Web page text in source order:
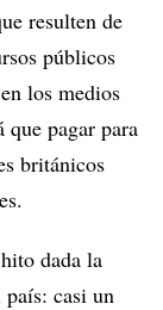
resulten de
públicos
los medios
pagar para
británicos
dada la
casi un